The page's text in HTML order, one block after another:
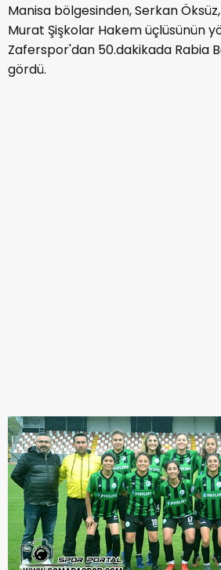
Manisa bölgesinden, Serkan
Murat Şişkolar Hakem üçlüsünün
Zaferspor'dan 50.dakikada Rabia
gördü.